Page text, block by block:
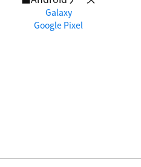
Galaxy
Google Pixel